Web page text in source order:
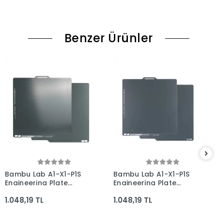
Benzer Ürünler
Bambu Lab A1-X1-P1S
Engineering Plate
Manyetik Tabla -
1.048,19 TL
Bambu Lab A1-X1-P1S
Engineering Plate
Çeliği Manyetik Tabla
1.048,19 TL